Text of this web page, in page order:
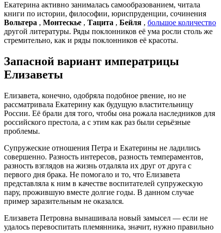
Екатерина активно занималась самообразованием, читала
книги по истории, философии, юриспруденции, сочинения
Вольтера , Монтескье , Тацита , Бейля , большое количество
другой литературы. Ряды поклонников её ума росли столь же
стремительно, как и ряды поклонников её красоты.
Запасной вариант императрицы
Елизаветы
Елизавета, конечно, одобряла подобное рвение, но не
рассматривала Екатерину как будущую властительницу
России. Её брали для того, чтобы она рожала наследников для
российского престола, а с этим как раз были серьёзные
проблемы.
Супружеские отношения Петра и Екатерины не ладились
совершенно. Разность интересов, разность темпераментов,
разность взглядов на жизнь отдаляла их друг от друга с
первого дня брака. Не помогало и то, что Елизавета
представляла к ним в качестве воспитателей супружескую
пару, прожившую вместе долгие годы. В данном случае
пример заразительным не оказался.
Елизавета Петровна вынашивала новый замысел — если не
удалось перевоспитать племянника, значит, нужно правильно